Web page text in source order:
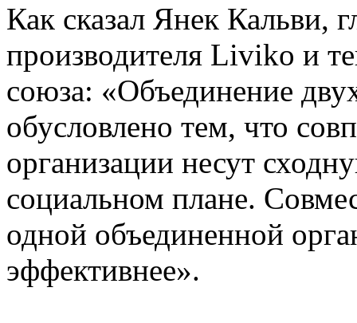
Как сказал Янек Кальви,
производителя Liviko и
союза: «Объединение
обусловлено тем, что
организации несут
социальном плане.
одной объединенной
эффективнее».